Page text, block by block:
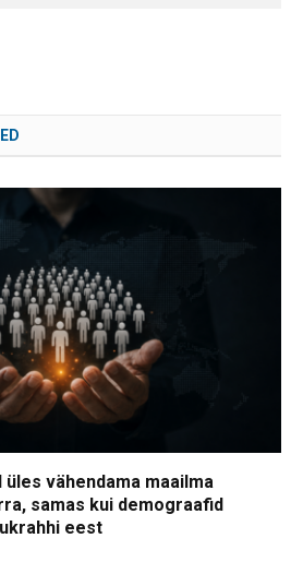
vähendama maailma
samas kui demograafid
eest